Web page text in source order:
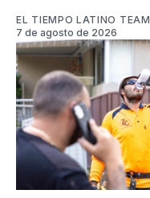
EL TIEMPO LATINO TEAM
7 de agosto de 2026